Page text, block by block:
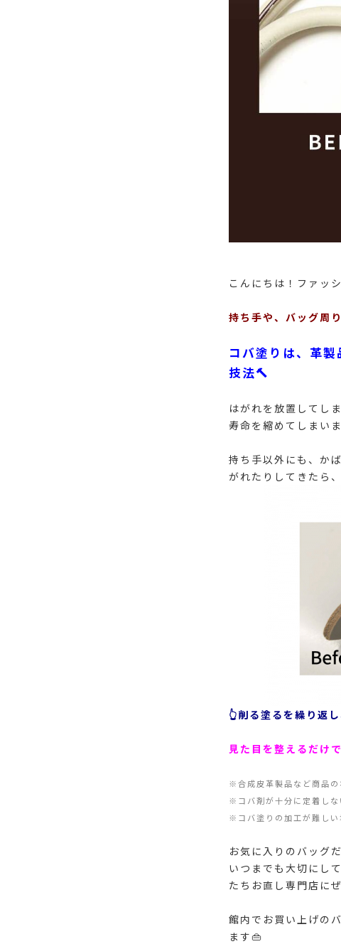
こんにちは！ファッ
持ち手や、バッグ周
コバ塗りは、革
技法🔨
はがれを放置してし
寿命を縮めてしまい
持ち手以外にも、か
がれたりしてきたら
👆削る塗るを繰り返
見た目を整えるだけ
※合成皮革製品など商品の
※コバ剤が十分に定着しな
※コバ塗りの加工が難しい
お気に入りのバッグ
いつまでも大切にし
たちお直し専門店に
館内でお買い上げの
ます👜